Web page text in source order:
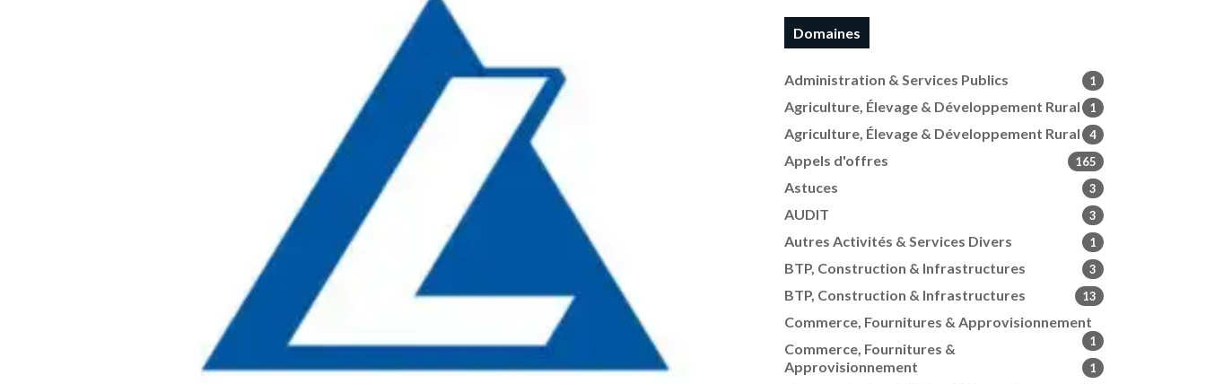
Domaines
Administration & Services Publics 1
Agriculture, Élevage & Développement Rural 1
Agriculture, Élevage & Développement Rural 4
Appels d'offres 165
Astuces 3
AUDIT 3
Autres Activités & Services Divers 1
BTP, Construction & Infrastructures 3
BTP, Construction & Infrastructures 13
Commerce, Fournitures & Approvisionnement
1
Commerce, Fournitures &
Approvisionnement
1